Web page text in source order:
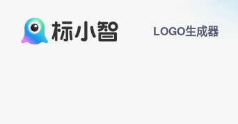
LOGO生成器